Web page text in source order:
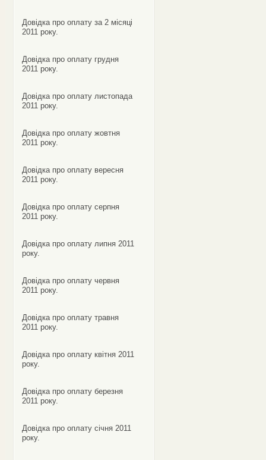
Довідка про оплату за 2 місяці
2011 року.
Довідка про оплату грудня
2011 року.
Довідка про оплату листопада
2011 року.
Довідка про оплату жовтня
2011 року.
Довідка про оплату вересня
2011 року.
Довідка про оплату серпня
2011 року.
Довідка про оплату липня 2011
року.
Довідка про оплату червня
2011 року.
Довідка про оплату травня
2011 року.
Довідка про оплату квітня 2011
року.
Довідка про оплату березня
2011 року.
Довідка про оплату січня 2011
року.